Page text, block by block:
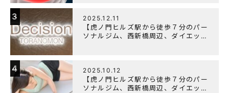
3 2025.12.11
【虎ノ門ヒルズ駅から徒歩７分のパー
ソナルジム、西新橋周辺、ダイエット
4 2025.10.12
【虎ノ門ヒルズ駅から徒歩７分のパー
ソナルジム、西新橋周辺、ダイエット